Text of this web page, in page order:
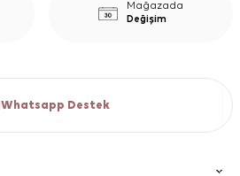
Mağazada
Değişim
Whatsapp Destek